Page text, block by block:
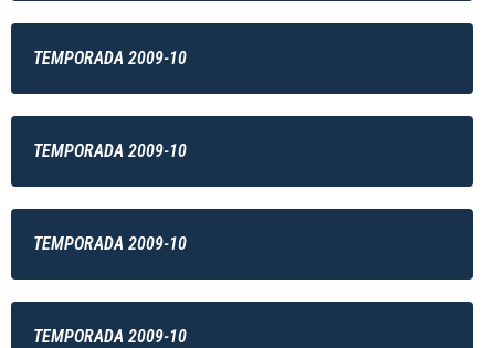
TEMPORADA 2009-10
TEMPORADA 2009-10
TEMPORADA 2009-10
TEMPORADA 2009-10